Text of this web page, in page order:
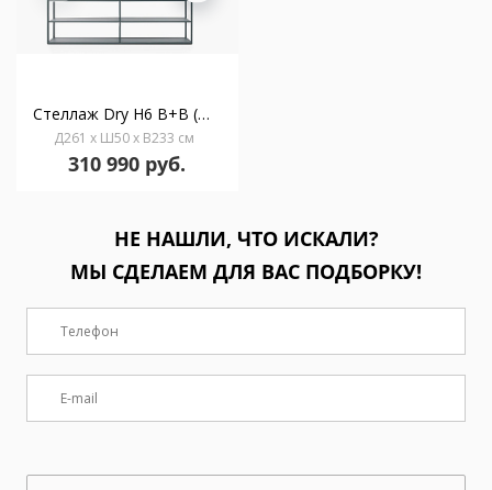
Стеллаж Dry Н6 B+B (D50)
Д261 x Ш50 x В233 см
310 990 руб.
НЕ НАШЛИ, ЧТО ИСКАЛИ?
МЫ СДЕЛАЕМ ДЛЯ ВАС ПОДБОРКУ!